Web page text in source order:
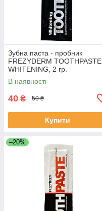
Зубна паста - пробник
FREZYDERM TOOTHPASTE
WHITENING, 2 гр.
В наявності
40 ₴ 50 ₴
Купити
–20%